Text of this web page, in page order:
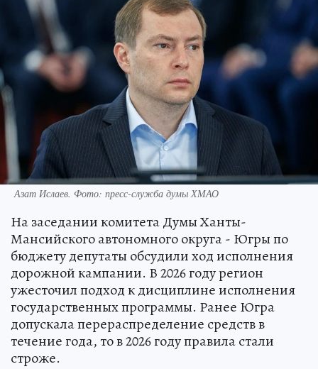
Азат Ислаев. Фото: пресс-служба думы ХМАО
На заседании комитета Думы Ханты-
Мансийского автономного округа - Югры по
бюджету депутаты обсудили ход исполнения
дорожной кампании. В 2026 году регион
ужесточил подход к дисциплине исполнения
государственных программы. Ранее Югра
допускала перераспределение средств в
течение года, то в 2026 году правила стали
строже.